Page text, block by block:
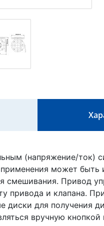
(напряжение/ток)
может
смешивания. Привод
привода и клапана.
диски для получения
вручную